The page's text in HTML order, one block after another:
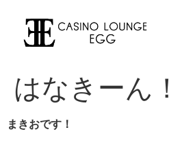
はなきーん！
まきおです！